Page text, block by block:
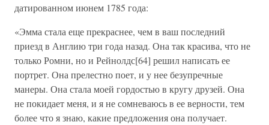
датированном июнем 1785 года:
«Эмма стала еще прекраснее, чем в ваш последний
приезд в Англию три года назад. Она так красива, что не
только Ромни, но и Рейнолдс[64] решил написать ее
портрет. Она прелестно поет, и у нее безупречные
манеры. Она стала моей гордостью в кругу друзей. Она
не покидает меня, и я не сомневаюсь в ее верности, тем
более что я знаю, какие предложения она получает.